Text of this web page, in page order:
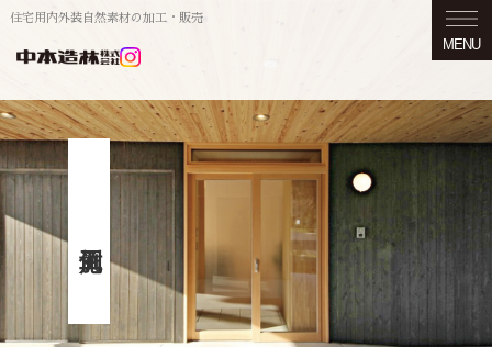
住宅用内外装自然素材の加工・販売
MENU